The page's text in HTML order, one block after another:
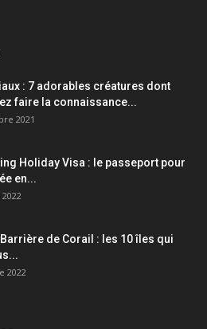
: 7 adorables créatures dont
faire la connaissance...
2021
Holiday Visa : le passeport pour
en...
de Corail : les 10 îles qui
2022